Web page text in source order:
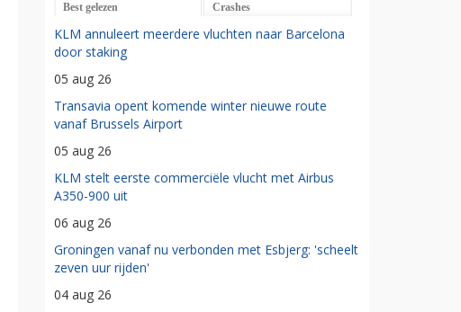
Best gelezen Crashes
KLM annuleert meerdere vluchten naar Barcelona
door staking
05 aug 26
Transavia opent komende winter nieuwe route
vanaf Brussels Airport
05 aug 26
KLM stelt eerste commerciële vlucht met Airbus
A350-900 uit
06 aug 26
Groningen vanaf nu verbonden met Esbjerg: 'scheelt
zeven uur rijden'
04 aug 26